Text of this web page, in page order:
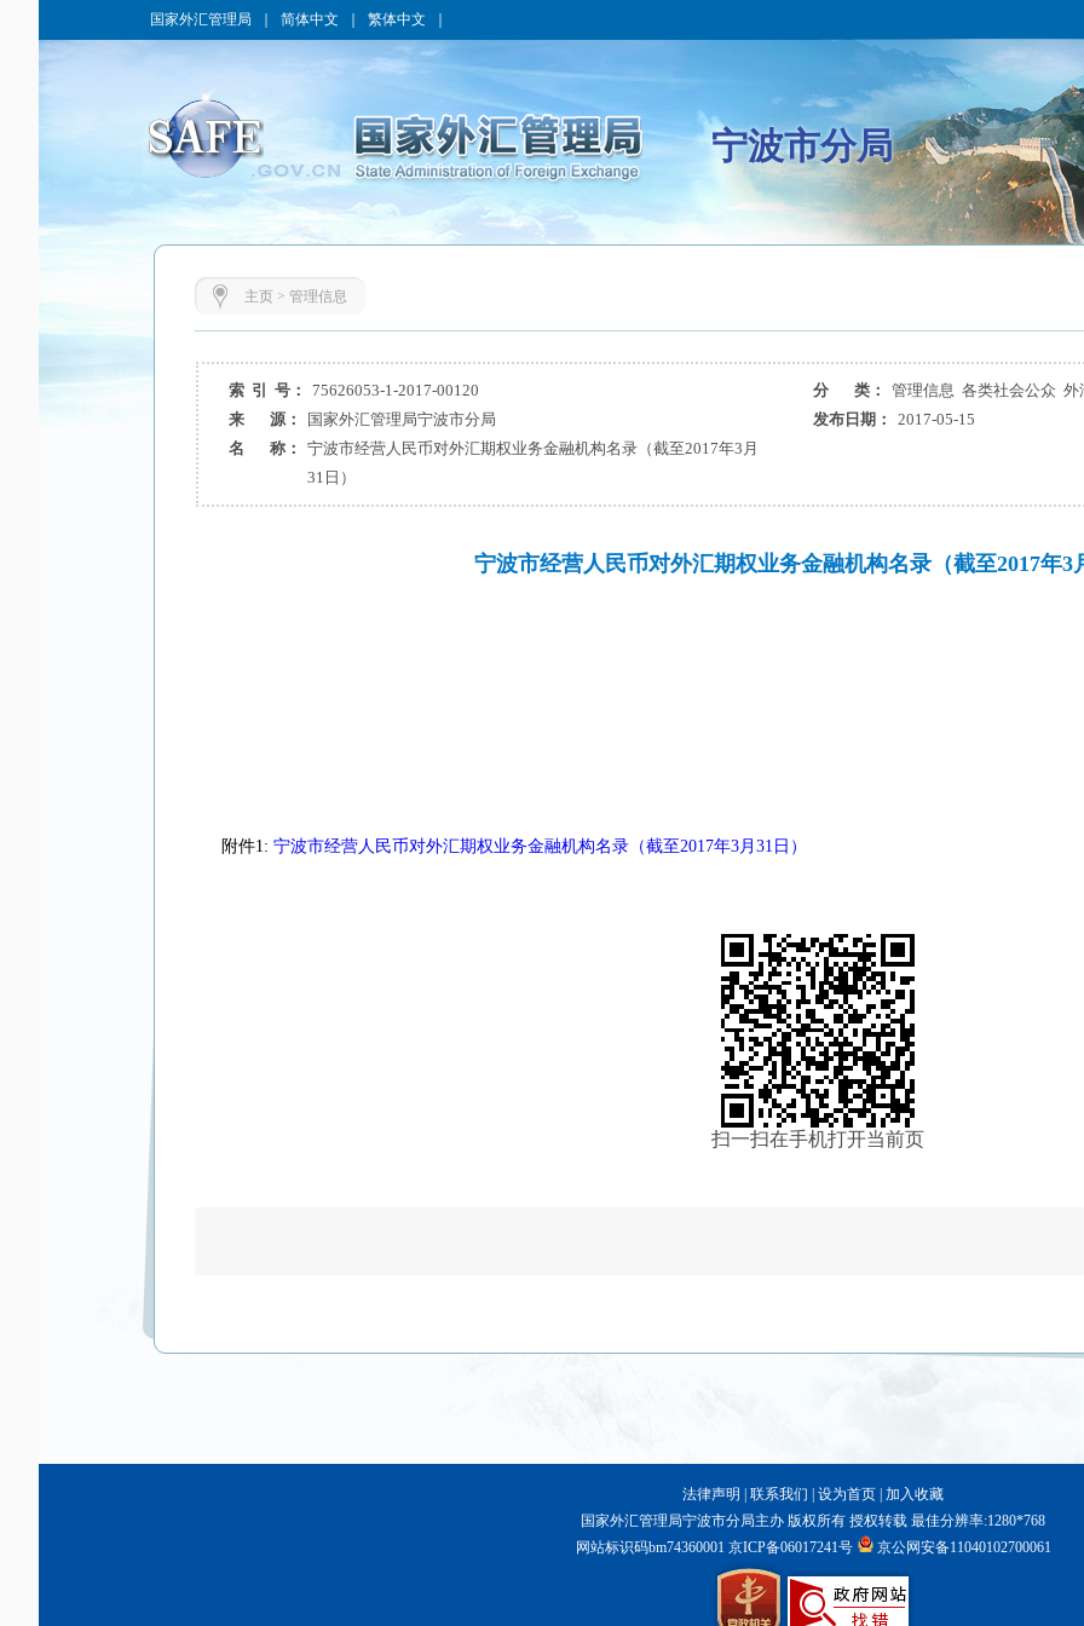
国家外汇管理局 简体中文 繁体中文
宁波市分局
主页> 管理信息
索 引 号： 75626053-1-2017-00120 分 类：
管理信息 各类社会公众 外
来 源：
国家外汇管理局宁波市分局 发布日期：
2017-05-15
名 称：
宁波市经营人民币对外汇期权业务金融机构名录（截至2017年3月
31日）
宁波市经营人民币对外汇期权业务金融机构名录（截至2017年3
附件1: 宁波市经营人民币对外汇期权业务金融机构名录（截至2017年3月31日）
扫一扫在手机打开当前页
法律声明 联系我们 设为首页 加入收藏
国家外汇管理局宁波市分局主办 版权所有 授权转载 最佳分辨率:1280*768
网站标识码bm74360001京ICP备06017241号 京公网安备11040102700061